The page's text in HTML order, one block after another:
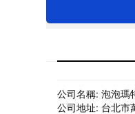
公司名稱: 泡泡瑪
公司地址: 台北市